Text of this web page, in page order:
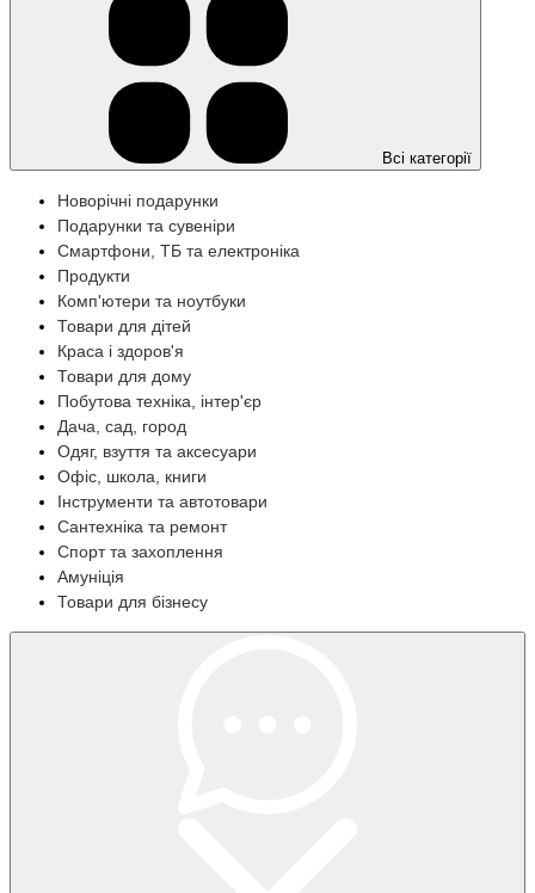
Всі категорії
Новорічні подарунки
Подарунки та сувеніри
Смартфони, ТБ та електроніка
Продукти
Комп'ютери та ноутбуки
Товари для дітей
Краса і здоров'я
Товари для дому
Побутова техніка, інтер'єр
Дача, сад, город
Одяг, взуття та аксесуари
Офіс, школа, книги
Інструменти та автотовари
Сантехніка та ремонт
Спорт та захоплення
Амуніція
Товари для бізнесу